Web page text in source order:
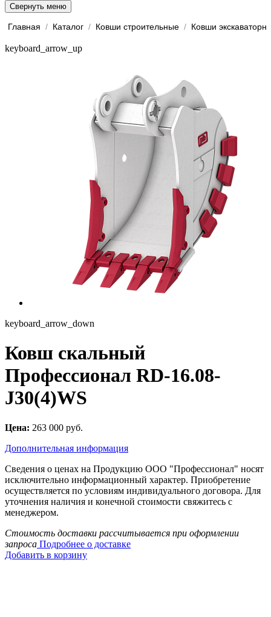
Свернуть меню
Главная / Каталог / Ковши строительные / Ковши
keyboard_arrow_up
keyboard_arrow_down
Ковш скальный
Профессионал RD-16.08-
J30(4)WS
Цена: 263 000 руб.
Дополнительная информация
Сведения о ценах на Продукцию ООО "Профессионал" носят
исключительно информационный характер. Приобретение
осуществляется по условиям индивидуального договора. Для
уточнения наличия и конечной стоимости свяжитесь с
менеджером.
Стоимость доставки рассчитывается при оформлении
запроса Подробнее о доставке
Добавить в корзину